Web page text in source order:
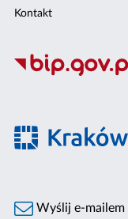
Kontakt
Wyślij e-mailem